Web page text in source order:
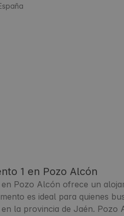
1 en Pozo Alcón
en Pozo Alcón ofrece un
es ideal para quienes
la provincia de Jaén. Pozo